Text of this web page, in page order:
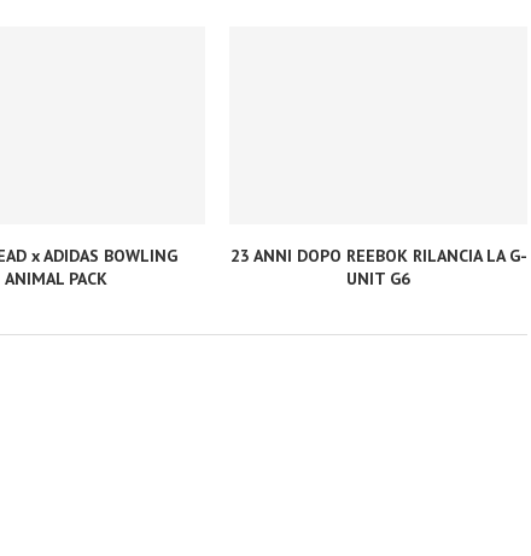
x ADIDAS BOWLING
ANIMAL PACK
23 ANNI DOPO REEBOK RILANCIA LA G-
UNIT G6